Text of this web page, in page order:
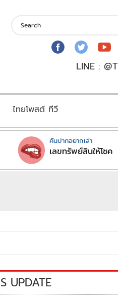
LINE :
ไทยโพสต์ ทีวี
คันปากอยากเล่า
เลขทรัพย์สินให้โชค
UPDATE